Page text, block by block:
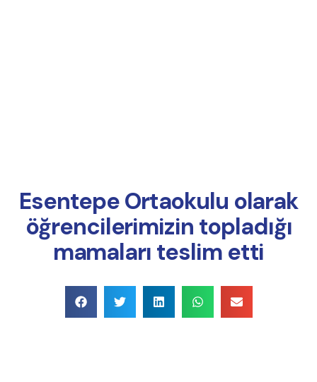
Esentepe Ortaokulu olarak
öğrencilerimizin topladığı
mamaları teslim etti